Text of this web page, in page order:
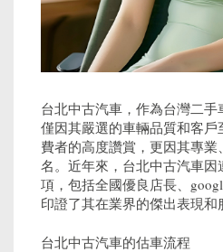
台北中古汽車，作為台灣二
僅因其嚴選的車輛品質和客
費者的高度讚賞，更因其專
名。近年來，台北中古汽車因
項，包括全國優良店長、
印證了其在業界的傑出表現和
台北中古汽車的估車流程